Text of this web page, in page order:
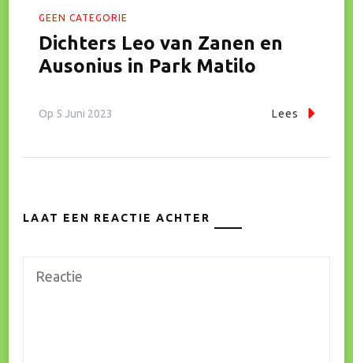
GEEN CATEGORIE
Dichters Leo van Zanen en
Ausonius in Park Matilo
Op 5 Juni 2023 Lees
LAAT EEN REACTIE ACHTER